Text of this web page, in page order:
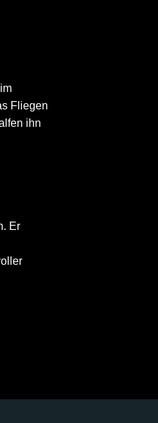
Fliegen
ihn
Er